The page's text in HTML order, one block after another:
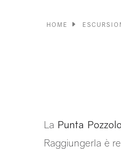
HOME
La Punta
Raggiungerla è